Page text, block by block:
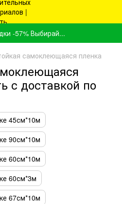
-57% Выбирай...
самоклеющаяся пленка
с доставкой по
45см*10м
90см*10м
60см*10м
60см*3м
67см*10м